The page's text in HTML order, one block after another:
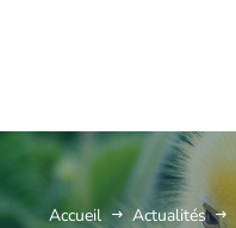
Accueil Actualités